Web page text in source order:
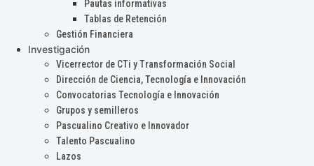
Pautas informativas
Tablas de Retención
Gestión Financiera
Investigación
Vicerrector de CTi y Transformación Social
Dirección de Ciencia, Tecnología e Innovación
Convocatorias Tecnología e Innovación
Grupos y semilleros
Pascualino Creativo e Innovador
Talento Pascualino
Lazos